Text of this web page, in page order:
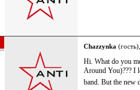
Chazzynka
Hi. What do you
Around You)??? I
band. But the new